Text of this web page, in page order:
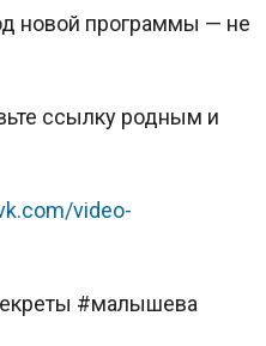
новой программы — не
ссылку родным и
video-
#малышева